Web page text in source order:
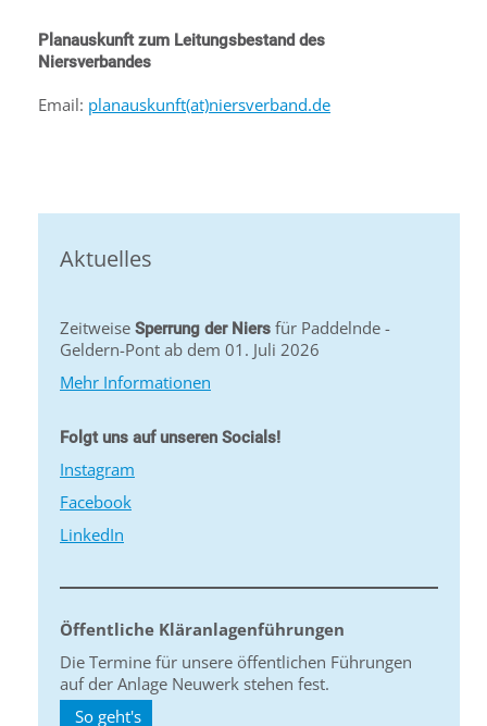
Planauskunft zum Leitungsbestand des
Niersverbandes
Email: planauskunft(at)niersverband.de
Aktuelles
Zeitweise Sperrung der Niers für Paddelnde -
Geldern-Pont ab dem 01. Juli 2026
Mehr Informationen
Folgt uns auf unseren Socials!
Instagram
Facebook
LinkedIn
Öffentliche Kläranlagenführungen
Die Termine für unsere öffentlichen Führungen
auf der Anlage Neuwerk stehen fest.
So geht's